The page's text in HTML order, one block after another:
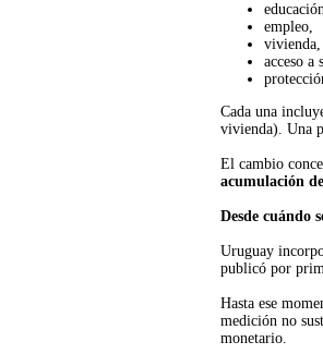
empleo,
vivienda,
acceso a
Cada una
vivienda). Una
El cambio
acumulación
Desde cuándo
Uruguay
publicó por
Hasta ese
medición no
monetario.